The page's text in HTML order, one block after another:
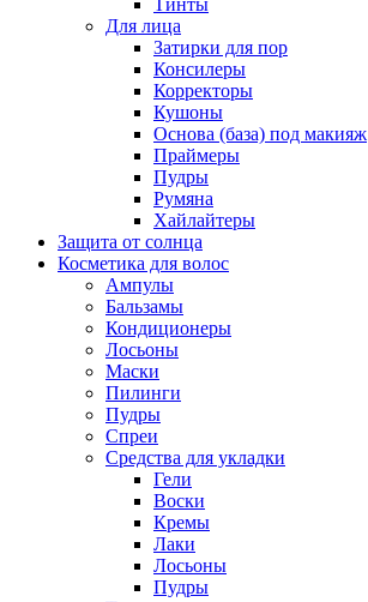
Тинты
Для лица
Затирки для пор
Консилеры
Корректоры
Кушоны
Основа (база) под макияж
Праймеры
Пудры
Румяна
Хайлайтеры
Защита от солнца
Косметика для волос
Ампулы
Бальзамы
Кондиционеры
Лосьоны
Маски
Пилинги
Пудры
Спреи
Средства для укладки
Гели
Воски
Кремы
Лаки
Лосьоны
Пудры